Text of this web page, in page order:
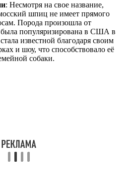
: Несмотря на свое название,
шпиц не имеет прямого
Порода произошла от
популяризирована в США в
известной благодаря своим
и шоу, что способствовало её
собаки.